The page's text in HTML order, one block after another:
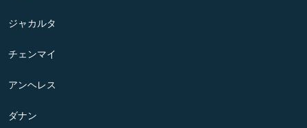
ジャカルタ
チェンマイ
アンヘレス
ダナン